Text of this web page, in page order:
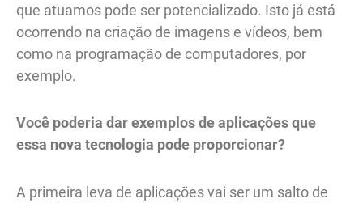
que atuamos pode ser potencializado. Isto já está
ocorrendo na criação de imagens e vídeos, bem
como na programação de computadores, por
exemplo.
Você poderia dar exemplos de aplicações que
essa nova tecnologia pode proporcionar?
A primeira leva de aplicações vai ser um salto de